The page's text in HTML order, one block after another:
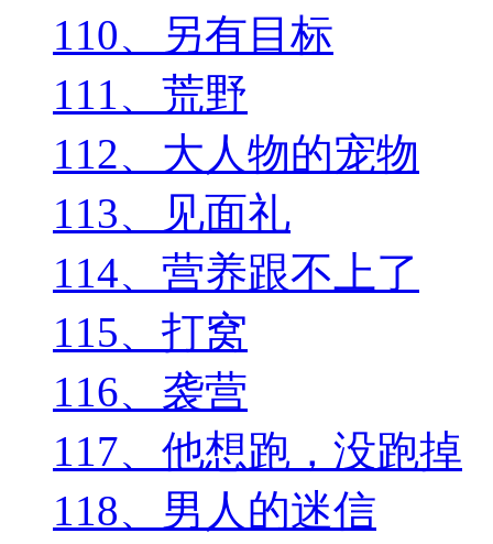
110、另有目标
111、荒野
112、大人物的宠物
113、见面礼
114、营养跟不上了
115、打窝
116、袭营
117、他想跑，没跑掉
118、男人的迷信